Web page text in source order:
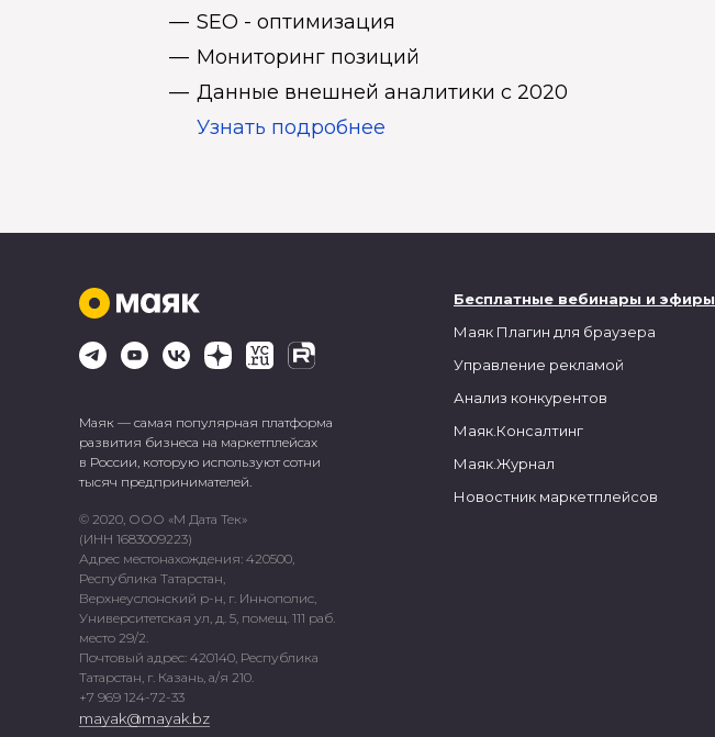
SEO - оптимизация
Мониторинг позиций
Данные внешней аналитики с 2020
Узнать подробнее
Маяк — самая популярная платформа
развития бизнеса на маркетплейсах
в России, которую используют сотни
тысяч предпринимателей.
© 2020, ООО «М Дата Тек»
(ИНН 1683009223)
Адрес местонахождения: 420500,
Республика Татарстан,
Верхнеуслонский р-н, г. Иннополис,
Университетская ул, д. 5, помещ. 111 раб.
место 29/2.
Почтовый адрес: 420140, Республика
Татарстан, г. Казань, а/я 210.
+7 969 124-72-33
mayak@mayak.bz
Бесплатные вебинары и эфиры
Маяк Плагин для браузера
Управление рекламой
Анализ конкурентов
Маяк.Консалтинг
Маяк.Журнал
Новостник маркетплейсов